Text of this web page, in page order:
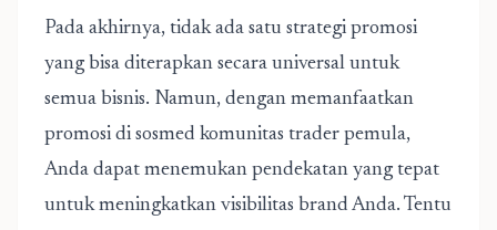
Pada akhirnya, tidak ada satu strategi promosi
yang bisa diterapkan secara universal untuk
semua bisnis. Namun, dengan memanfaatkan
promosi di sosmed komunitas trader pemula,
Anda dapat menemukan pendekatan yang tepat
untuk meningkatkan visibilitas brand Anda. Tentu